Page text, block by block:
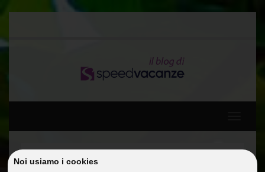
Noi usiamo i cookies
Home
Guide Di Viaggio